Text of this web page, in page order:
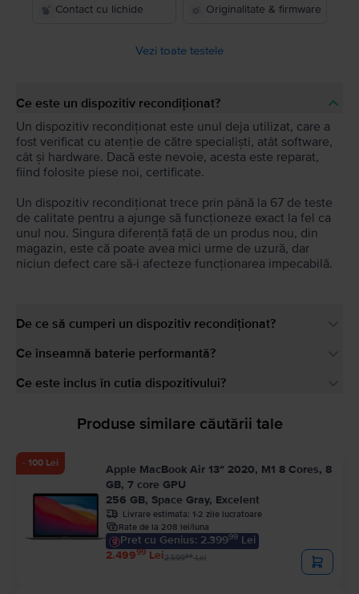
Contact cu lichide Originalitate & firmware
Vezi toate testele
Ce este un dispozitiv recondiționat?
Un dispozitiv recondiționat este unul deja utilizat, care a
fost verificat cu atenție de către specialiști, atât software,
cât și hardware. Dacă este nevoie, acesta este reparat,
fiind folosite piese noi, certificate.
Un dispozitiv recondiționat trece prin până la 67 de teste
de calitate pentru a ajunge să funcționeze exact la fel ca
unul nou. Singura diferență față de un produs nou, din
magazin, este că poate avea mici urme de uzură, dar
niciun defect care să-i afecteze funcționarea impecabilă.
De ce să cumperi un dispozitiv recondiționat?
Ce înseamnă baterie performantă?
Ce este inclus în cutia dispozitivului?
Produse similare căutării tale
- 100 Lei
Apple MacBook Air 13″ 2020, M1 8 Cores, 8
GB, 7 core GPU
256 GB, Space Gray, Excelent
Livrare estimata: 1-2 zile lucratoare
Rate de la 208 lei/luna
Pret cu Genius: 2.39999 Lei
2.49999 Lei2.59999Lei